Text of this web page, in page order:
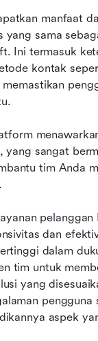
manfaat
yang sama
Ini termasuk
kontak
yang sangat
tim Anda
pelanggan
dan
dalam
tim untuk
yang
pengguna
aspek